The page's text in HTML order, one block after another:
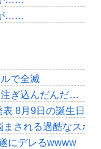
……
で全滅
注ぎ込んだんだ…
表 8月9日の誕生日
される過酷なスポ
にデレるwwww